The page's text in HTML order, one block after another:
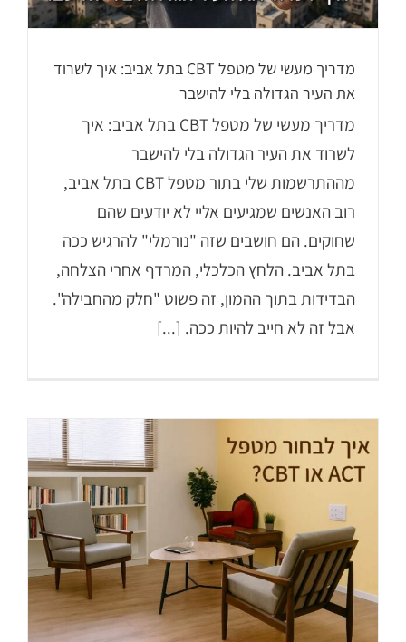
מדריך מעשי של מטפל CBT בתל אביב: איך לשרוד
את העיר הגדולה בלי להישבר
מדריך מעשי של מטפל CBT בתל אביב: איך
לשרוד את העיר הגדולה בלי להישבר
מההתרשמות שלי בתור מטפל CBT בתל אביב,
רוב האנשים שמגיעים אליי לא יודעים שהם
שחוקים. הם חושבים שזה "נורמלי" להרגיש ככה
בתל אביב. הלחץ הכלכלי, המרדף אחרי הצלחה,
הבדידות בתוך ההמון, זה פשוט "חלק מהחבילה".
אבל זה לא חייב להיות ככה. [...]